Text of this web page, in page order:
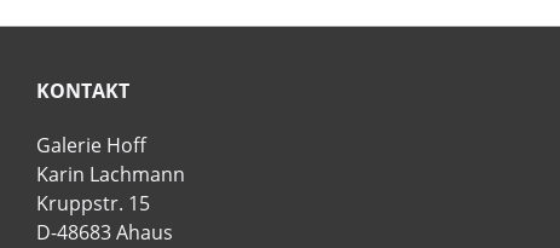
KONTAKT
Galerie Hoff
Karin Lachmann
Kruppstr. 15
D-48683 Ahaus